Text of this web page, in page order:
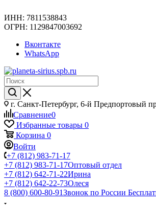
ИНН: 7811538843
ОГРН: 1129847003692
Вконтакте
WhatsApp
г. Санкт-Петербург, 6-й Предпортовый
Сравнение0
Избранные товары 0
Корзина 0
Войти
+7 (812) 983-71-17
+7 (812) 983-71-17Оптовый отдел
+7 (812) 642-71-22Ирина
+7 (812) 642-22-73Олеся
8 (800) 600-80-91Звонок по России